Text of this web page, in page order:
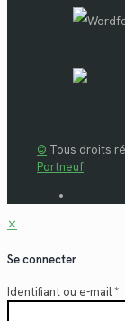
© Tous droits
Portneuf
✕
Se connecter
Identifiant ou e-mail*